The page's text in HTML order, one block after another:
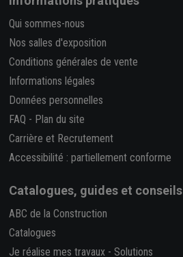
Qui sommes-nous
Nos salles d'exposition
Conditions générales de vente
Informations légales
Données personnelles
FAQ - Plan du site
Carrière et Recrutement
Accessibilité : partiellement conforme
Catalogues, guides et conseils
ABC de la Construction
Catalogues
Je réalise mes travaux - Solutions